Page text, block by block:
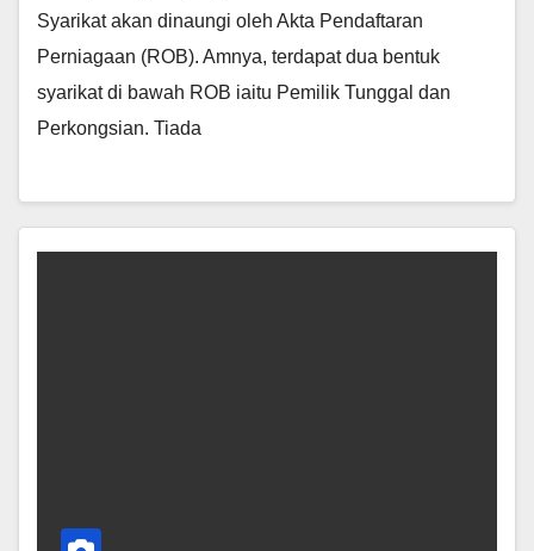
Syarikat akan dinaungi oleh Akta Pendaftaran
Perniagaan (ROB). Amnya, terdapat dua bentuk
syarikat di bawah ROB iaitu Pemilik Tunggal dan
Perkongsian. Tiada